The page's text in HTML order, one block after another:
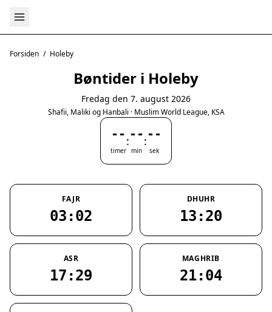
Forsiden / Holeby
Bøntider i Holeby
Fredag den 7. august 2026
Shafii, Maliki og Hanbali · Muslim World League, KSA
--
timer
:--
min
:--
sek
FAJR
03:02
DHUHR
13:20
ASR
17:29
MAGHRIB
21:04